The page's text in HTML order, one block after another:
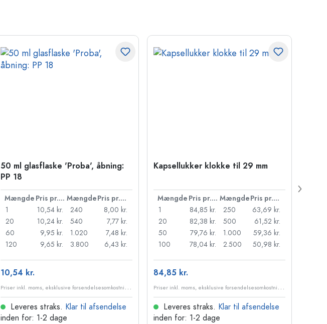
50 ml glasflaske 'Proba', åbning:
PP 18
Mængde Pris pr. stk. Mængde
Pris pr. stk.
1
10,54 kr.
20
10,24 kr.
60
9,95 kr.
120
9,65 kr.
240
8,00 kr.
540
7,77 kr.
1.020
7,48 kr.
3.800
6,43 kr.
10,54 kr.
P
riser inkl. moms, eksklusive forsendelsesomkostninger
Leveres straks. Klar til afsendelse
inden for: 1-2 dage
Kapsellukker klokke til 29 mm
Mængde Pris pr. stk. Mængde
Pris pr. stk.
1
84,85 kr.
20
82,38 kr.
50
79,76 kr.
100
78,04 kr.
250
63,69 kr.
500
61,52 kr.
1.000
59,36 kr.
2.500
50,98 kr.
84,85 kr.
P
riser inkl. moms, eksklusive forsendelsesomkostninger
Leveres straks. Klar til afsendelse
inden for: 1-2 dage